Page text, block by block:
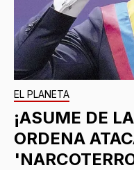
EL PLANETA
¡ASUME DE
ORDENA